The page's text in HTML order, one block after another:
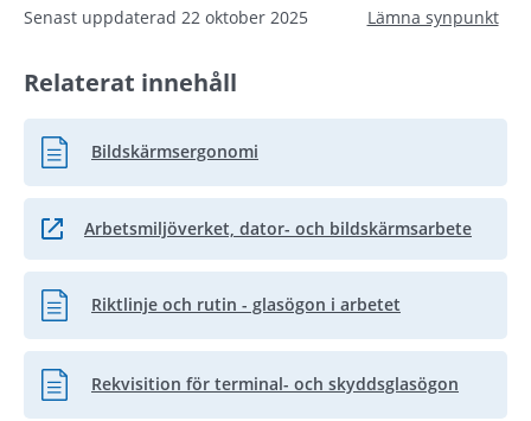
Senast uppdaterad 22 oktober 2025 Lämna synpunkt
Relaterat innehåll
Bildskärmsergonomi
Pdf, 789.8 kB.
Arbetsmiljöverket, dator- och bildskärmsarbete
Länk till annan webbplats.
Riktlinje och rutin - glasögon i arbetet
Word, 94.5 kB.
Rekvisition för terminal- och skyddsglasögon
Word, 285.5 kB.